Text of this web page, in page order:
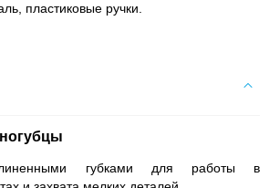
пластиковые ручки.
губками для работы в